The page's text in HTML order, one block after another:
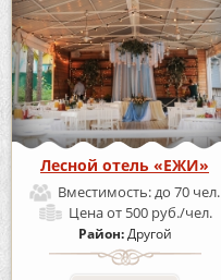
Лесной отель «ЕЖИ»
Вместимость:до 70 чел.
Ценаот 500 руб./чел.
Район:Другой